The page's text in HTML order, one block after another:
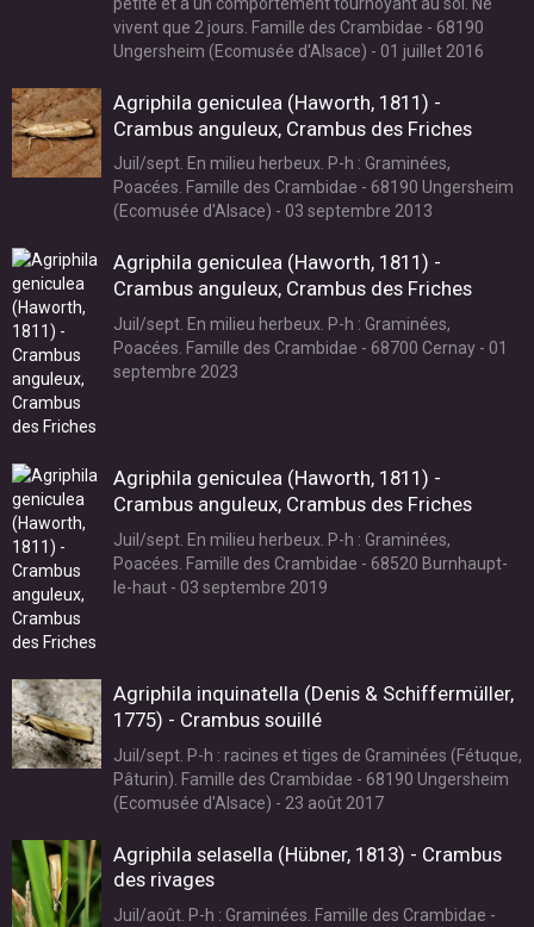
petite et a un comportement tournoyant au sol. Ne
vivent que 2 jours. Famille des Crambidae - 68190
Ungersheim (Ecomusée d'Alsace) - 01 juillet 2016
Agriphila geniculea (Haworth, 1811) -
Crambus anguleux, Crambus des Friches
Juil/sept. En milieu herbeux. P-h : Graminées,
Poacées. Famille des Crambidae - 68190 Ungersheim
(Ecomusée d'Alsace) - 03 septembre 2013
Agriphila geniculea (Haworth, 1811) -
Crambus anguleux, Crambus des Friches
Juil/sept. En milieu herbeux. P-h : Graminées,
Poacées. Famille des Crambidae - 68700 Cernay - 01
septembre 2023
Agriphila geniculea (Haworth, 1811) -
Crambus anguleux, Crambus des Friches
Juil/sept. En milieu herbeux. P-h : Graminées,
Poacées. Famille des Crambidae - 68520 Burnhaupt-
le-haut - 03 septembre 2019
Agriphila inquinatella (Denis & Schiffermüller,
1775) - Crambus souillé
Juil/sept. P-h : racines et tiges de Graminées (Fétuque,
Pâturin). Famille des Crambidae - 68190 Ungersheim
(Ecomusée d'Alsace) - 23 août 2017
Agriphila selasella (Hübner, 1813) - Crambus
des rivages
Juil/août. P-h : Graminées. Famille des Crambidae -